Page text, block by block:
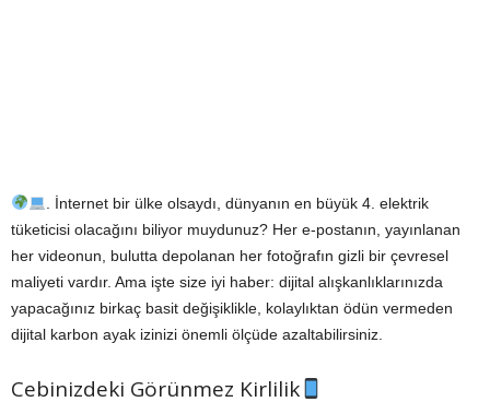
. İnternet bir ülke olsaydı, dünyanın en büyük 4. elektrik
tüketicisi olacağını biliyor muydunuz? Her e-postanın, yayınlanan
her videonun, bulutta depolanan her fotoğrafın gizli bir çevresel
maliyeti vardır. Ama işte size iyi haber: dijital alışkanlıklarınızda
yapacağınız birkaç basit değişiklikle, kolaylıktan ödün vermeden
dijital karbon ayak izinizi önemli ölçüde azaltabilirsiniz.
Cebinizdeki Görünmez Kirlilik